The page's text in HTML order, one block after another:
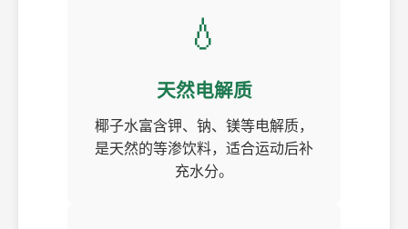
💧
天然电解质
椰子水富含钾、钠、镁等电解质，
是天然的等渗饮料，适合运动后补
充水分。